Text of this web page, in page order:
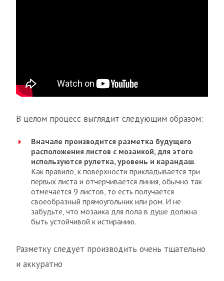
В целом процесс выглядит следующим образом:
Вначале производится разметка будущего
расположения листов с мозаикой, для этого
используются рулетка, уровень и карандаш.
Как правило, к поверхности прикладывается три
первых листа и отчерчивается линия, обычно так
отмечается 9 листов, то есть получается
своеобразный прямоугольник или ром. И не
забудьте, что мозаика для пола в душе должна
быть устойчивой к истиранию.
Разметку следует производить очень тщательно
и аккуратно